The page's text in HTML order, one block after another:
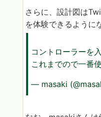
さらに、設計図は
を体験できるように
コントローラーを
これまでので一番
— masaki